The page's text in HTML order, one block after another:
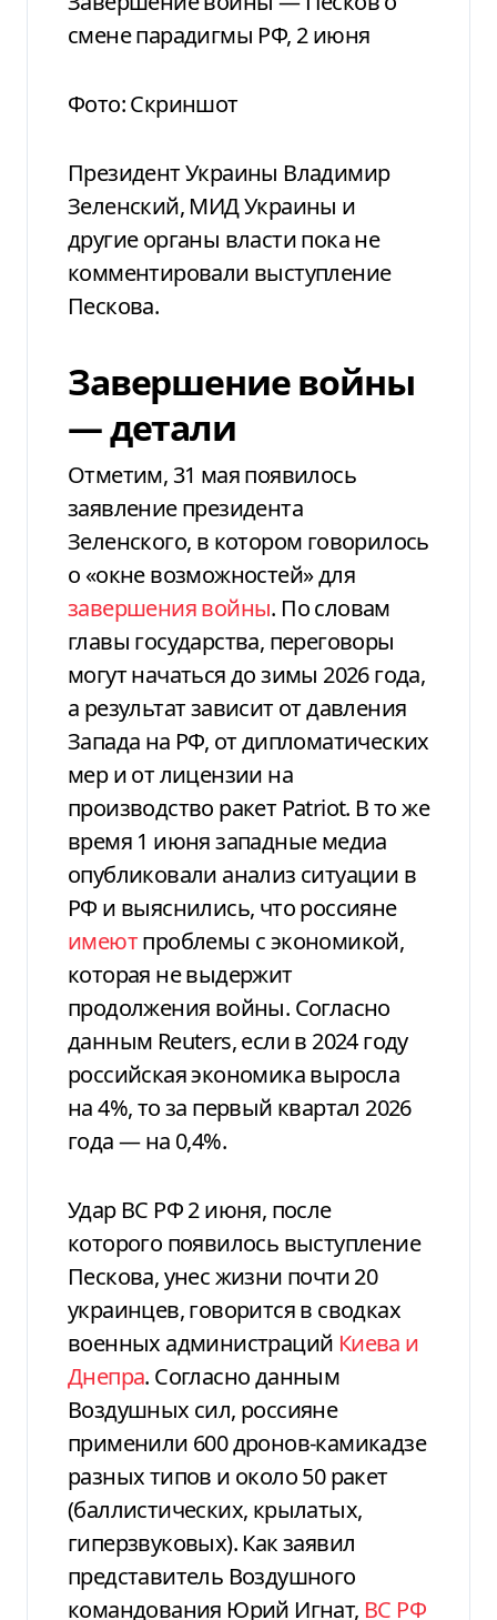
смене парадигмы РФ, 2 июня
Фото: Скриншот
Президент Украины Владимир
Зеленский, МИД Украины и
другие органы власти пока не
комментировали выступление
Пескова.
Завершение войны
— детали
Отметим, 31 мая появилось
заявление президента
Зеленского, в котором говорилось
о «окне возможностей» для
завершения войны. По словам
главы государства, переговоры
могут начаться до зимы 2026 года,
а результат зависит от давления
Запада на РФ, от дипломатических
мер и от лицензии на
производство ракет Patriot. В то же
время 1 июня западные медиа
опубликовали анализ ситуации в
РФ и выяснились, что россияне
имеютпроблемы с экономикой,
которая не выдержит
продолжения войны. Согласно
данным Reuters, если в 2024 году
российская экономика выросла
на 4%, то за первый квартал 2026
года — на 0,4%.
Удар ВС РФ 2 июня, после
которого появилось выступление
Пескова, унес жизни почти 20
украинцев, говорится в сводках
военных администраций Киева и
Днепра. Согласно данным
Воздушных сил, россияне
применили 600 дронов-камикадзе
разных типов и около 50 ракет
(баллистических, крылатых,
гиперзвуковых). Как заявил
представитель Воздушного
командования Юрий Игнат, ВС РФ